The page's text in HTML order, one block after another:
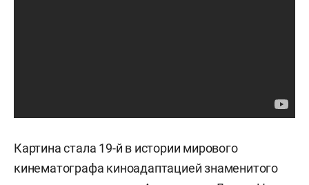
Картина стала 19-й в истории мирового
кинематографа киноадаптацией знаменитого